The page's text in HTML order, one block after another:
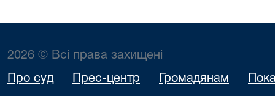
2026 © Всі права захищені
Про суд Прес-центр Громадянам